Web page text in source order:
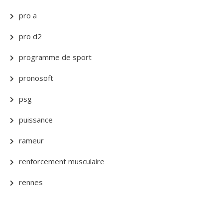
pro a
pro d2
programme de sport
pronosoft
psg
puissance
rameur
renforcement musculaire
rennes